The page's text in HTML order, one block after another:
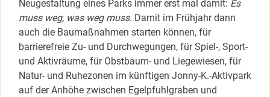
Neugestaltung eines Parks immer erst mal damit: Es
muss weg, was weg muss. Damit im Frühjahr dann
auch die Baumaßnahmen starten können, für
barrierefreie Zu- und Durchwegungen, für Spiel-, Sport-
und Aktivräume, für Obstbaum- und Liegewiesen, für
Natur- und Ruhezonen im künftigen Jonny-K.-Aktivpark
auf der Anhöhe zwischen Egelpfuhlgraben und